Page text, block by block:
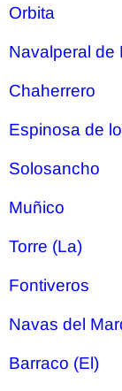
Orbita
Navalperal de
Chaherrero
Espinosa de
Solosancho
Muñico
Torre (La)
Fontiveros
Navas del
Barraco (El)